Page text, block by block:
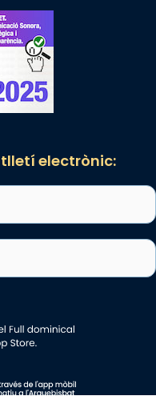
electrònic: